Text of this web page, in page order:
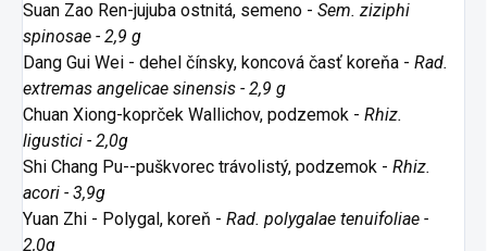
Suan Zao Ren-jujuba ostnitá, semeno - Sem. ziziphi
spinosae - 2,9 g
Dang Gui Wei - dehel čínsky, koncová časť koreňa - Rad.
extremas angelicae sinensis - 2,9 g
Chuan Xiong-koprček Wallichov, podzemok - Rhiz.
ligustici - 2,0g
Shi Chang Pu--puškvorec trávolistý, podzemok - Rhiz.
acori - 3,9g
Yuan Zhi - Polygal, koreň - Rad. polygalae tenuifoliae -
2,0g